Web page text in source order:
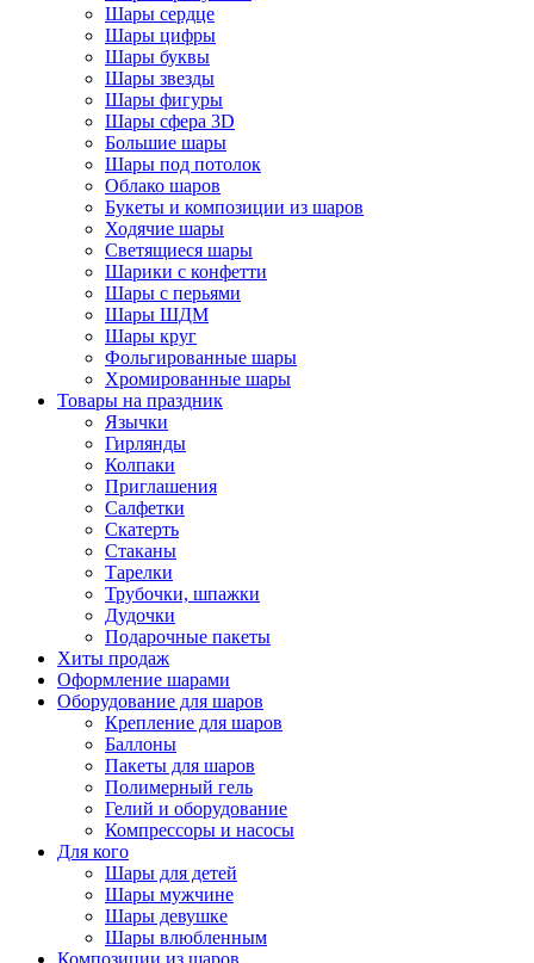
Шары сердце
Шары цифры
Шары буквы
Шары звезды
Шары фигуры
Шары сфера 3D
Большие шары
Шары под потолок
Облако шаров
Букеты и композиции из шаров
Ходячие шары
Светящиеся шары
Шарики с конфетти
Шары с перьями
Шары ШДМ
Шары круг
Фольгированные шары
Хромированные шары
Товары на праздник
Язычки
Гирлянды
Колпаки
Приглашения
Салфетки
Скатерть
Стаканы
Тарелки
Трубочки, шпажки
Дудочки
Подарочные пакеты
Хиты продаж
Оформление шарами
Оборудование для шаров
Крепление для шаров
Баллоны
Пакеты для шаров
Полимерный гель
Гелий и оборудование
Компрессоры и насосы
Для кого
Шары для детей
Шары мужчине
Шары девушке
Шары влюбленным
Композиции из шаров